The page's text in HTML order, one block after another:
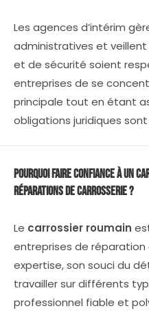
Les agences d’intérim
administratives et
et de sécurité soient
entreprises de se
principale tout en étant
obligations juridiques
Pourquoi Faire Confiance à un
Réparations de Carrosserie ?
Le carrossier roumain
entreprises de réparation
expertise, son souci du
travailler sur différents
professionnel fiable et